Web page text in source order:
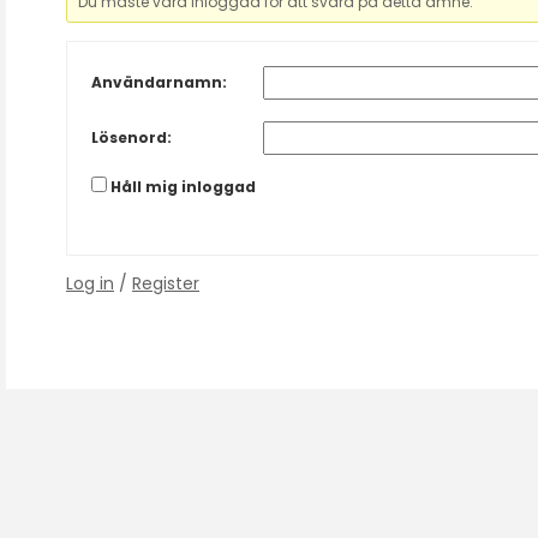
Användarnamn:
Lösenord:
Håll mig inloggad
Log in / Register